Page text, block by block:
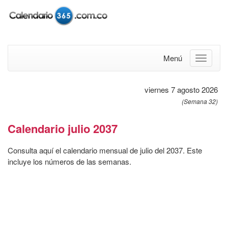
Menú
viernes 7 agosto 2026
(Semana 32)
Calendario julio 2037
Consulta aquí el calendario mensual de julio del 2037. Este
incluye los números de las semanas.